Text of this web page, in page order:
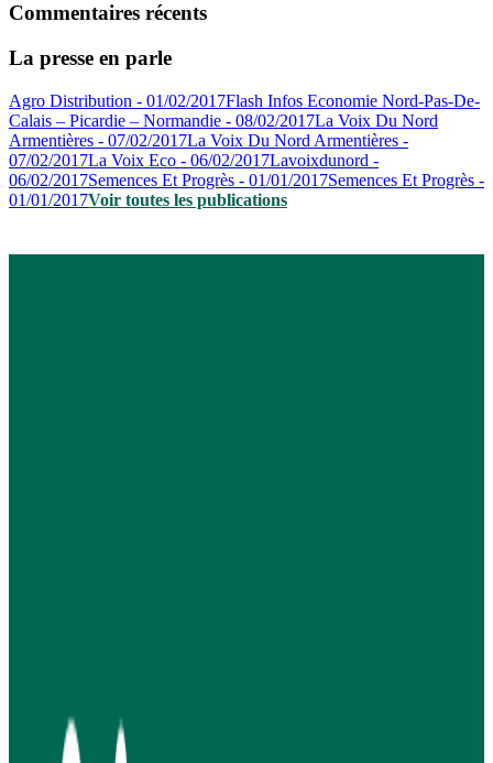
Commentaires récents
La presse en parle
Agro Distribution - 01/02/2017Flash Infos Economie Nord-Pas-De-
Calais – Picardie – Normandie - 08/02/2017La Voix Du Nord
Armentières - 07/02/2017La Voix Du Nord Armentières -
07/02/2017La Voix Eco - 06/02/2017Lavoixdunord -
06/02/2017Semences Et Progrès - 01/01/2017Semences Et Progrès -
01/01/2017Voir toutes les publications